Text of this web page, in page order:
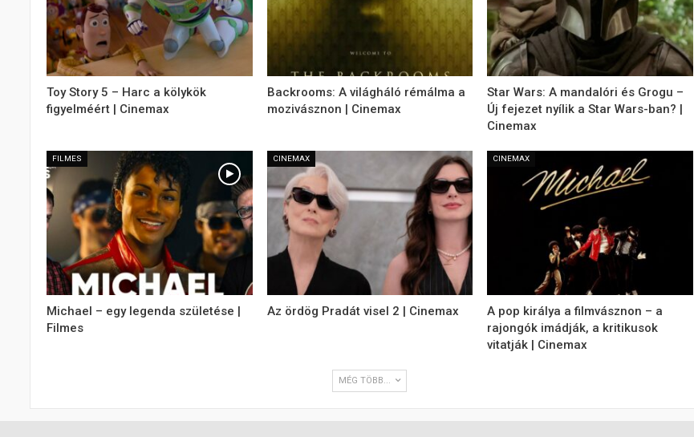
Toy Story 5 – Harc a kölykök
figyelméért | Cinemax
Backrooms: A világháló rémálma a
mozivásznon | Cinemax
Star Wars: A mandalóri és Grogu –
Új fejezet nyílik a Star Wars-ban? |
Cinemax
FILMES
Michael – egy legenda születése |
Filmes
CINEMAX
Az ördög Pradát visel 2 | Cinemax
CINEMAX
A pop királya a filmvásznon – a
rajongók imádják, a kritikusok
vitatják | Cinemax
MÉG TÖBB...